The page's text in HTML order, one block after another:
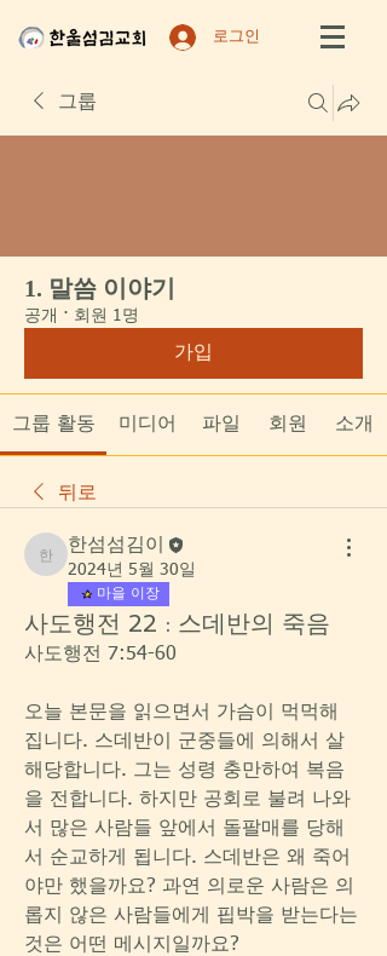
로그인
그룹
1. 말씀 이야기
공개 · 회원 1명
가입
그룹 활동 미디어 파일 회원 소개
뒤로
한섬섬김이
한섬섬김이
2024년 5월 30일
마을 이장
사도행전 22 : 스데반의 죽음
사도행전 7:54-60
오늘 본문을 읽으면서 가슴이 먹먹해
집니다. 스데반이 군중들에 의해서 살
해당합니다. 그는 성령 충만하여 복음
을 전합니다. 하지만 공회로 불려 나와
서 많은 사람들 앞에서 돌팔매를 당해
서 순교하게 됩니다. 스데반은 왜 죽어
야만 했을까요? 과연 의로운 사람은 의
롭지 않은 사람들에게 핍박을 받는다는
것은 어떤 메시지일까요?